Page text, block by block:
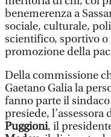
benemerenza a
sociale, culturale,
scientifico, sportivo
promozione della
Della commissione
Gaetano Galia la
fanno parte il sindaco
presiede, l’assessora
Puggioni, il